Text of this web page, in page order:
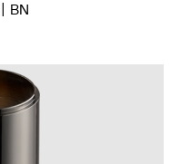
BN